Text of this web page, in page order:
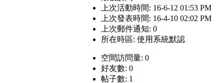
上次活動時間: 16-6-12 01:53 PM
上次發表時間: 16-4-10 02:02 PM
上次郵件通知: 0
所在時區: 使用系統默認
空間訪問量: 0
好友數: 0
帖子數: 1